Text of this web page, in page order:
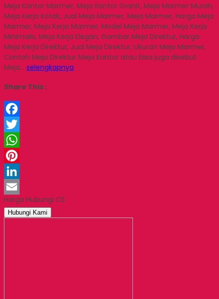
Meja Kantor Marmer, Meja Kantor Granit, Meja Marmer Murah,
Meja Kerja Kotak, Jual Meja Marmer, Meja Marmer, Harga Meja
Marmer, Meja Kerja Marmer, Model Meja Marmer, Meja Kerja
Minimalis, Meja Kerja Elegan, Gambar Meja Direktur, Harga
Meja Kerja Direktur, Jual Meja Direktur, Ukuran Meja Marmer,
Contoh Meja Direktur Meja Kantor atau bisa juga disebut
Meja… selengkapnya
Share This :
Facebook
Twitter
WhatsApp
Pinterest
LinkedIn
Email
Harga Hubungi CS
Hubungi Kami